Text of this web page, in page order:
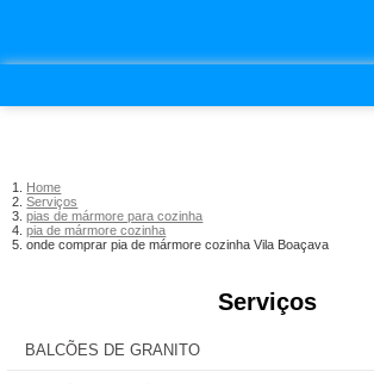
Home
Serviços
pias de mármore para cozinha
pia de mármore cozinha
onde comprar pia de mármore cozinha Vila Boaçava
Serviços
BALCÕES DE GRANITO